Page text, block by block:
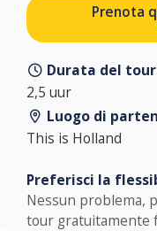
Prenota
Durata del
2,5 uur
Luogo di
This is Holland
Preferisci la
Nessun problema,
tour gratuitamente